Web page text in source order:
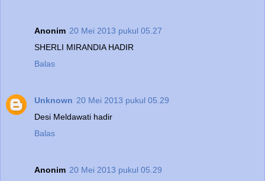
Anonim 20 Mei 2013 pukul 05.27
SHERLI MIRANDIA HADIR
Balas
Unknown 20 Mei 2013 pukul 05.29
Desi Meldawati hadir
Balas
Anonim 20 Mei 2013 pukul 05.29